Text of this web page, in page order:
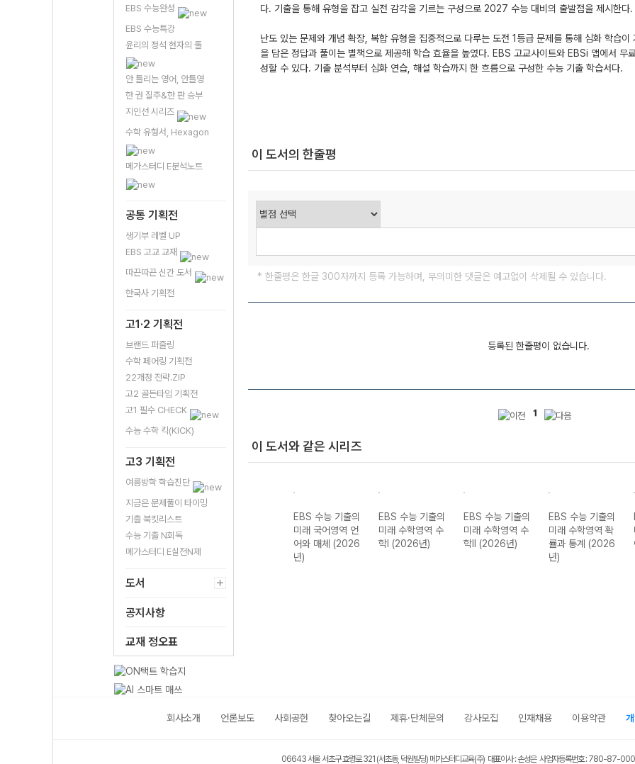
EBS 수능완성
EBS 수능특강
윤리의 정석 현자의 돌
안 틀리는 영어, 안틀영
한 권 질주&한 판 승부
지인선 시리즈
수학 유형서, Hexagon
메가스터디 E분석노트
공통 기획전
생기부 레벨 UP
EBS 고교 교재
따끈따끈 신간 도서
한국사 기획전
고1·2 기획전
브랜드 퍼즐링
수학 페어링 기획전
22개정 전략.ZIP
고2 골든타임 기획전
고1 필수 CHECK
수능 수학 킥(KICK)
고3 기획전
여름방학 학습진단
지금은 문제풀이 타이밍
기출 북킷리스트
수능 기출 N회독
메가스터디 E실전N제
도서
공지사항
교재 정오표
다. 기출을 통해 유형을 잡고 실전 감각을 기르는 구성으로 2027 수능 대비의 출발점을 제시한다.
난도 있는 문제와 개념 확장, 복합 유형을 집중적으로 다루는 도전 1등급 문제를 통해 심화 학습
을 담은 정답과 풀이는 별책으로 제공해 학습 효율을 높였다. EBS 고교사이트와 EBSi 앱에서 무
성할 수 있다. 기출 분석부터 심화 연습, 해설 학습까지 한 흐름으로 구성한 수능 기출 학습서다.
이 도서의 한줄평
* 한줄평은 한글 300자까지 등록 가능하며, 무의미한 댓글은 예고없이 삭제될 수 있습니다.
등록된 한줄평이 없습니다.
1
이 도서와 같은 시리즈
EBS 수능 기출의
미래 국어영역 독
EBS 수능 기출의
미래 국어영역 언
어와 매체 (2026
년)
EBS 수능 기출의
미래 수학영역 수
학I (2026년)
EBS 수능 기출의
미래 수학영역 수
학II (2026년)
EBS 수능 기출의
미래 수학영역 확
률과 통계 (2026
년)
회사소개 언론보도 사회공헌 찾아오는길 제휴·단체문의 강사모집 인재채용 이용약관
06643 서울 서초구 효령로 321 (서초동, 덕원빌딩) 메가스터디교육(주) 대표이사 : 손성은 사업자등록번호 : 780-87-